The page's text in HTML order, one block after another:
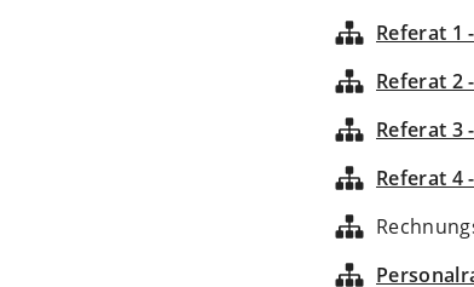
Referat 1
Referat 2
Referat 3
Referat 4